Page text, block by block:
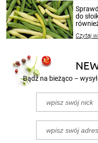
do
nasze
Czytaj
Bądź na bieżąco –